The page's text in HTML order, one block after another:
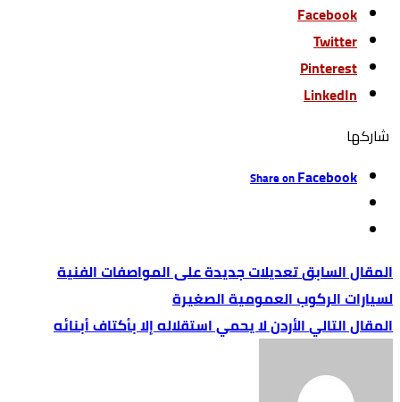
Facebook
Twitter
Pinterest
LinkedIn
‫‫ شاركها‬
Share onFacebook
تعديلات جديدة على المواصفات الفنية
لسيارات الركوب العمومية الصغيرة
الأردن لا يحمي استقلاله إلا بأكتاف أبنائه